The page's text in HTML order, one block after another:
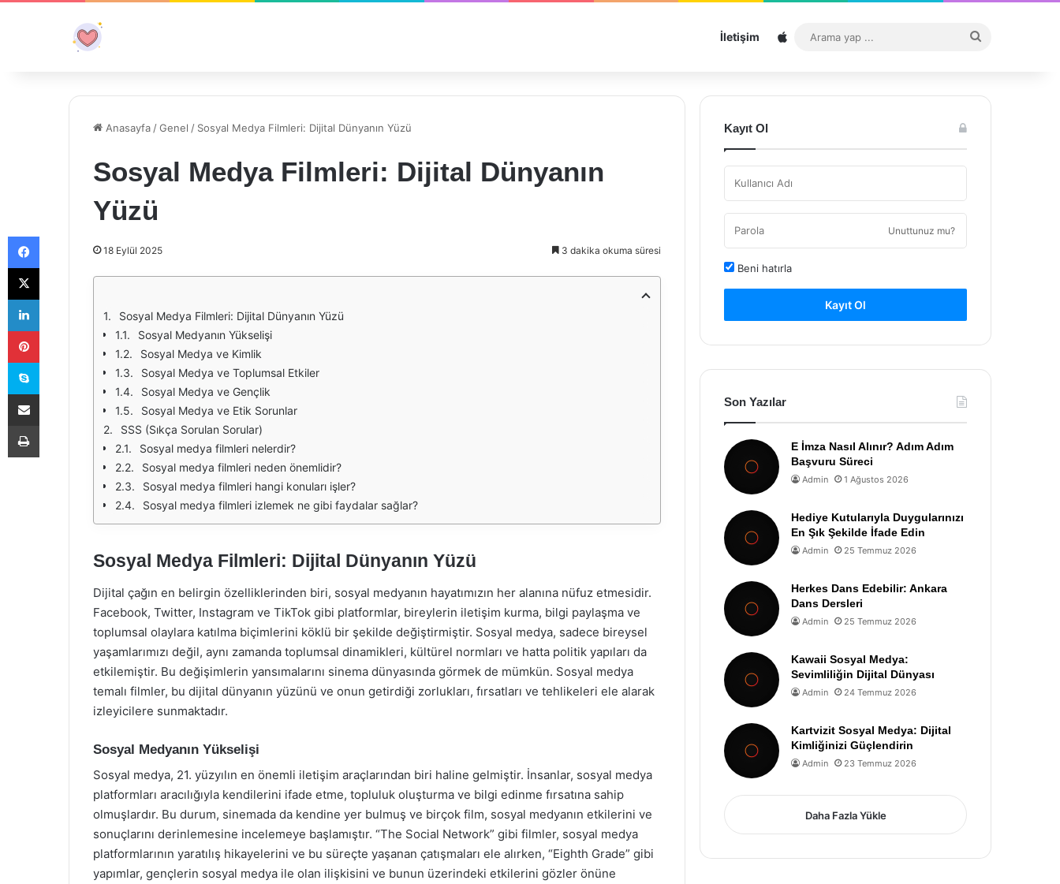
İletişim Sitemap
...
Anasayfa /Genel / Sosyal Medya Filmleri: Dijital Dünyanın Yüzü
Sosyal Medya Filmleri: Dijital Dünyanın
Yüzü
18 Eylül 2025 3 dakika okuma süresi
Sosyal Medya Filmleri: Dijital Dünyanın Yüzü
Sosyal Medyanın Yükselişi
Sosyal Medya ve Kimlik
Sosyal Medya ve Toplumsal Etkiler
Sosyal Medya ve Gençlik
Sosyal Medya ve Etik Sorunlar
SSS (Sıkça Sorulan Sorular)
Sosyal medya filmleri nelerdir?
Sosyal medya filmleri neden önemlidir?
Sosyal medya filmleri hangi konuları işler?
Sosyal medya filmleri izlemek ne gibi faydalar sağlar?
Sosyal Medya Filmleri: Dijital Dünyanın Yüzü
Dijital çağın en belirgin özelliklerinden biri, sosyal medyanın hayatımızın her alanına nüfuz etmesidir.
Facebook, Twitter, Instagram ve TikTok gibi platformlar, bireylerin iletişim kurma, bilgi paylaşma ve
toplumsal olaylara katılma biçimlerini köklü bir şekilde değiştirmiştir. Sosyal medya, sadece bireysel
yaşamlarımızı değil, aynı zamanda toplumsal dinamikleri, kültürel normları ve hatta politik yapıları da
etkilemiştir. Bu değişimlerin yansımalarını sinema dünyasında görmek de mümkün. Sosyal medya
temalı filmler, bu dijital dünyanın yüzünü ve onun getirdiği zorlukları, fırsatları ve tehlikeleri ele alarak
izleyicilere sunmaktadır.
Sosyal Medyanın Yükselişi
Sosyal medya, 21. yüzyılın en önemli iletişim araçlarından biri haline gelmiştir. İnsanlar, sosyal medya
platformları aracılığıyla kendilerini ifade etme, topluluk oluşturma ve bilgi edinme fırsatına sahip
olmuşlardır. Bu durum, sinemada da kendine yer bulmuş ve birçok film, sosyal medyanın etkilerini ve
sonuçlarını derinlemesine incelemeye başlamıştır. “The Social Network” gibi filmler, sosyal medya
platformlarının yaratılış hikayelerini ve bu süreçte yaşanan çatışmaları ele alırken, “Eighth Grade” gibi
yapımlar, gençlerin sosyal medya ile olan ilişkisini ve bunun üzerindeki etkilerini gözler önüne
Kayıt Ol
Unuttunuz mu?
Beni hatırla
Kayıt Ol
Son Yazılar
E İmza Nasıl Alınır? Adım Adım
Başvuru Süreci
Admin 1 Ağustos 2026
Hediye Kutularıyla Duygularınızı
En Şık Şekilde İfade Edin
Admin 25 Temmuz 2026
Herkes Dans Edebilir: Ankara
Dans Dersleri
Admin 25 Temmuz 2026
Kawaii Sosyal Medya:
Sevimliliğin Dijital Dünyası
Admin 24 Temmuz 2026
Kartvizit Sosyal Medya: Dijital
Kimliğinizi Güçlendirin
Admin 23 Temmuz 2026
Daha Fazla Yükle
Facebook
X
LinkedIn
Pinterest
Skype
E-Posta ile paylaş